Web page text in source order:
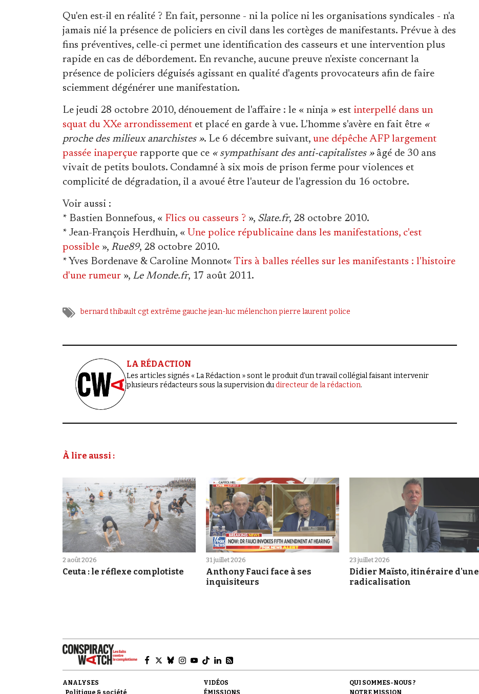
Qu'en est-il en réalité ? En fait, personne - ni la police ni les organisations syndicales - n'a
jamais nié la présence de policiers en civil dans les cortèges de manifestants. Prévue à des
fins préventives, celle-ci permet une identification des casseurs et une intervention plus
rapide en cas de débordement. En revanche, aucune preuve n'existe concernant la
présence de policiers déguisés agissant en qualité d'agents provocateurs afin de faire
sciemment dégénérer une manifestation.
Le jeudi 28 octobre 2010, dénouement de l'affaire : le « ninja » est interpellé dans un
squat du XXe arrondissement et placé en garde à vue. L'homme s'avère en fait être «
proche des milieux anarchistes ». Le 6 décembre suivant, une dépêche AFP largement
passée inaperçue rapporte que ce « sympathisant des anti-capitalistes »âgé de 30 ans
vivait de petits boulots. Condamné à six mois de prison ferme pour violences et
complicité de dégradation, il a avoué être l'auteur de l'agression du 16 octobre.
Voir aussi :
* Bastien Bonnefous, « Flics ou casseurs ? », Slate.fr, 28 octobre 2010.
* Jean-François Herdhuin, « Une police républicaine dans les manifestations, c'est
possible », Rue89, 28 octobre 2010.
* Yves Bordenave & Caroline Monnot« Tirs à balles réelles sur les manifestants : l'histoire
d'une rumeur », Le Monde.fr, 17 août 2011.
bernard thibaultcgtextrême gauche jean-luc mélenchonpierre laurentpolice
LA RÉDACTION
Les articles signés « La Rédaction » sont le produit d’un travail collégial faisant intervenir
plusieurs rédacteurs sous la supervision dudirecteur de la rédaction.
À lire aussi :
2 août 2026
Ceuta : le réflexe complotiste
31 juillet 2026
Anthony Fauci face à ses
inquisiteurs
23 juillet 2026
Didier Maïsto, itinéraire d'une
radicalisation
ANALYSES
VIDÉOS
QUI SOMMES-NOUS ?